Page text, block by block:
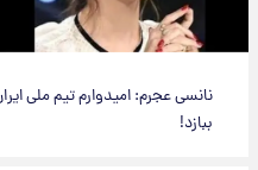
نانسی عجرم: امیدوارم تیم ملی ایران
ببازد!